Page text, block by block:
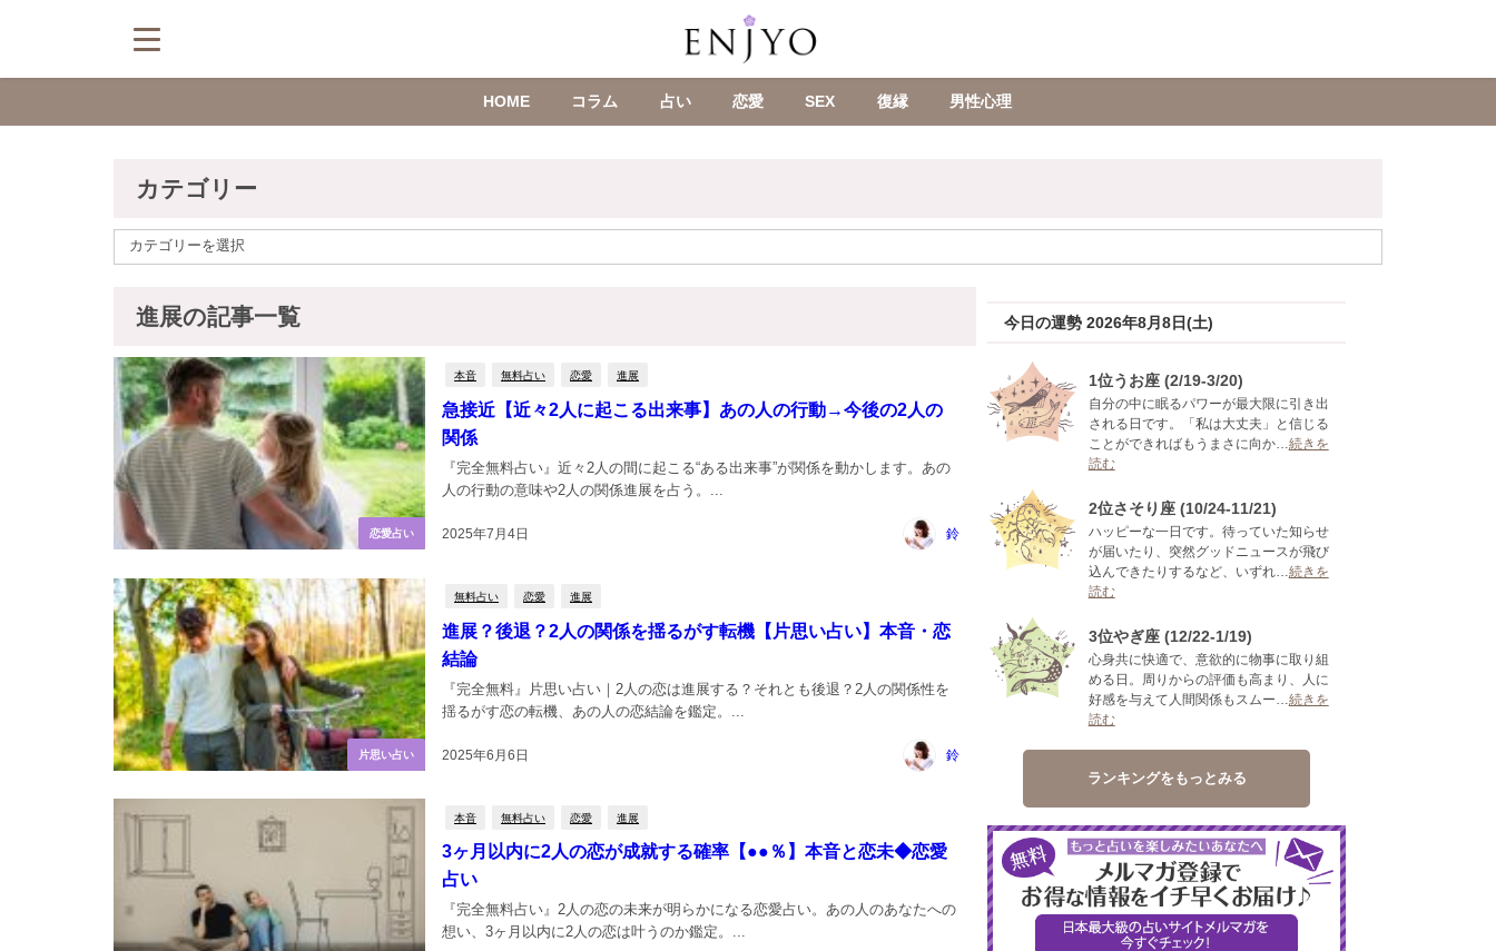
HOME コラム 占い 恋愛 SEX 復縁 男性心理
カテゴリー
進展の記事一覧
恋愛占い
本音 無料占い 恋愛 進展
急接近【近々2人に起こる出来事】あの人の行動→今後の2人の
関係
2025年7月4日
『完全無料占い』近々2人の間に起こる“ある出来事”が関係を動かします。あの
人の行動の意味や2人の関係進展を占う。...
鈴
片思い占い
無料占い 恋愛 進展
進展？後退？2人の関係を揺るがす転機【片思い占い】本音・恋
結論
2025年6月6日
『完全無料』片思い占い｜2人の恋は進展する？それとも後退？2人の関係性を
揺るがす恋の転機、あの人の恋結論を鑑定。...
鈴
本音 無料占い 恋愛 進展
3ヶ月以内に2人の恋が成就する確率【●●％】本音と恋未◆恋愛
占い
『完全無料占い』2人の恋の未来が明らかになる恋愛占い。あの人のあなたへの
想い、3ヶ月以内に2人の恋は叶うのか鑑定。...
今日の運勢 2026年8月8日(土)
1位うお座 (2/19-3/20)
自分の中に眠るパワーが最大限に引き出
される日です。「私は大丈夫」と信じる
ことができればもうまさに向か… 続きを
読む
2位さそり座 (10/24-11/21)
ハッピーな一日です。待っていた知らせ
が届いたり、突然グッドニュースが飛び
込んできたりするなど、いずれ… 続きを
読む
3位やぎ座 (12/22-1/19)
心身共に快適で、意欲的に物事に取り組
める日。周りからの評価も高まり、人に
好感を与えて人間関係もスムー… 続きを
読む
ランキングをもっとみる